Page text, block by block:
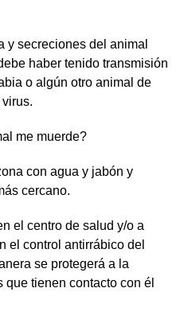
y secreciones del animal
haber tenido transmisión
o algún otro animal de
me muerde?
con agua y jabón y
cercano.
el centro de salud y/o a
el control antirrábico del
se protegerá a la
tienen contacto con él